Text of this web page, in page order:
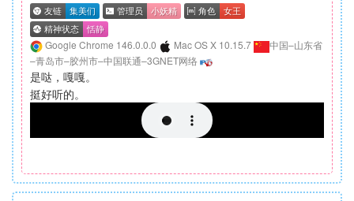
Google Chrome 146.0.0.0 Mac OS X 10.15.7
中国–山东省
–青岛市–胶州市–中国联通–3GNET网络
是哒，嘎嘎。
挺好听的。